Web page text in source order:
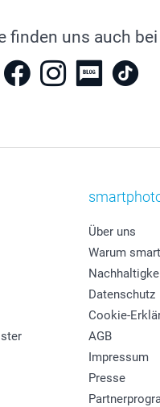
finden uns auch bei
Über uns
Warum
Datenschutz
Cookie-
AGB
Impressum
Presse